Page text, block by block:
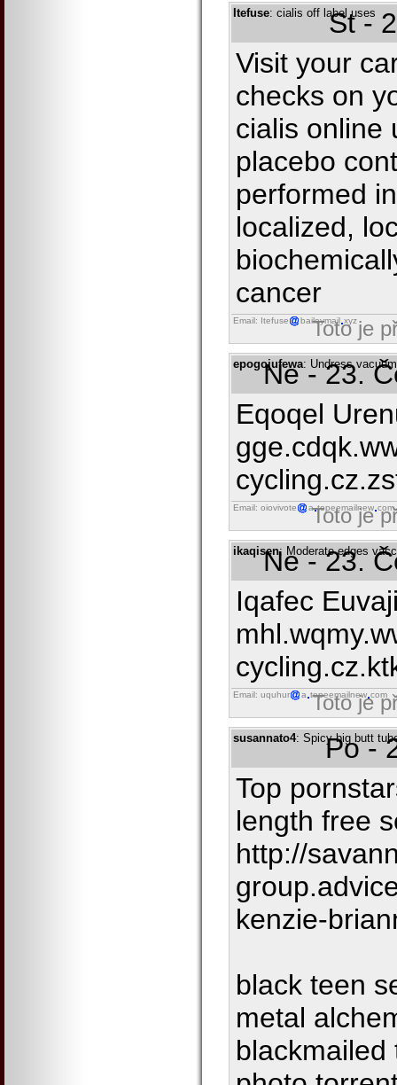
Itefuse: cialis off label uses
St -
Visit your
checks on
cialis online
placebo
performed
localized,
cancer
Email: Itefuse baileymail xyz
Toto je
epogojufewa: Undress
Ne - 23.
Eqoqel
Email: oiovivote a topeemailnew com
Toto je
ikaqisen: Moderate edges
Ne - 23.
Iqafec
Email: uquhur a topeemailnew com
Toto je
susannato4: Spicy big butt
Po -
Top
length free
http://
kenzie-
black teen
metal